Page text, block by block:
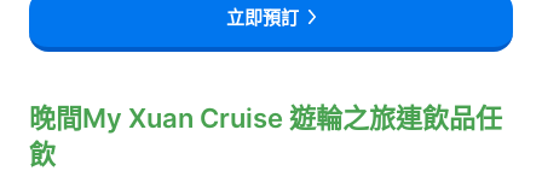
立即預訂
晚間My Xuan Cruise 遊輪之旅連飲品任
飲